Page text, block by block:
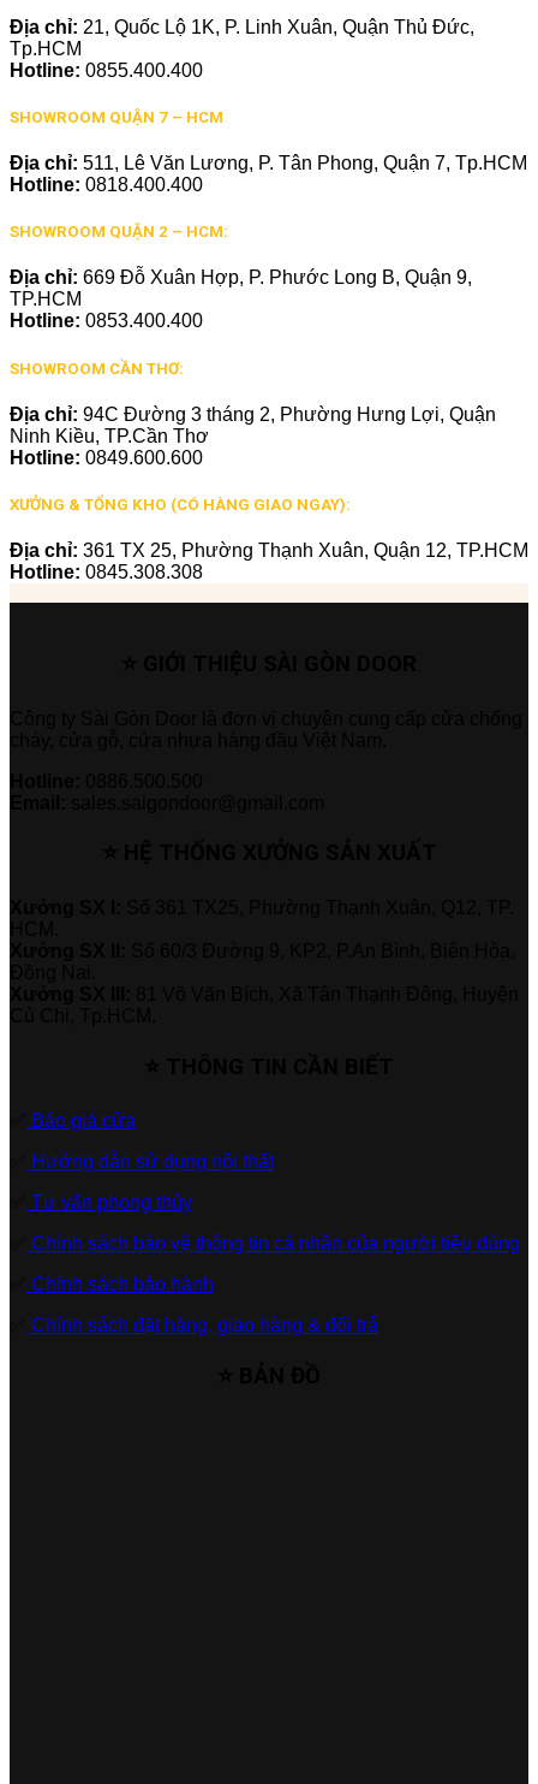
Địa chỉ: 21, Quốc Lộ 1K, P. Linh Xuân, Quận Thủ Đức,
Tp.HCM
Hotline: 0855.400.400
SHOWROOM QUẬN 7 – HCM
Địa chỉ: 511, Lê Văn Lương, P. Tân Phong, Quận 7, Tp.HCM
Hotline: 0818.400.400
SHOWROOM QUẬN 2 – HCM:
Địa chỉ: 669 Đỗ Xuân Hợp, P. Phước Long B, Quận 9,
TP.HCM
Hotline: 0853.400.400
SHOWROOM CẦN THƠ:
Địa chỉ: 94C Đường 3 tháng 2, Phường Hưng Lợi, Quận
Ninh Kiều, TP.Cần Thơ
Hotline: 0849.600.600
XƯỞNG & TỔNG KHO (CÓ HÀNG GIAO NGAY):
Địa chỉ: 361 TX 25, Phường Thạnh Xuân, Quận 12, TP.HCM
Hotline: 0845.308.308
Báo giá cửa
Hướng dẫn sử dụng nội thất
Tư vấn phong thủy
Chính sách bảo vệ thông tin cá nhân của người tiêu dùng
Chính sách bảo hành
Chính sách đặt hàng, giao hàng & đổi trả